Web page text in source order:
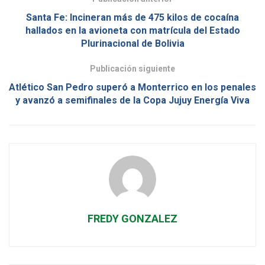
Santa Fe: Incineran más de 475 kilos de cocaína
hallados en la avioneta con matrícula del Estado
Plurinacional de Bolivia
Publicación siguiente
Atlético San Pedro superó a Monterrico en los penales
y avanzó a semifinales de la Copa Jujuy Energía Viva
FREDY GONZALEZ